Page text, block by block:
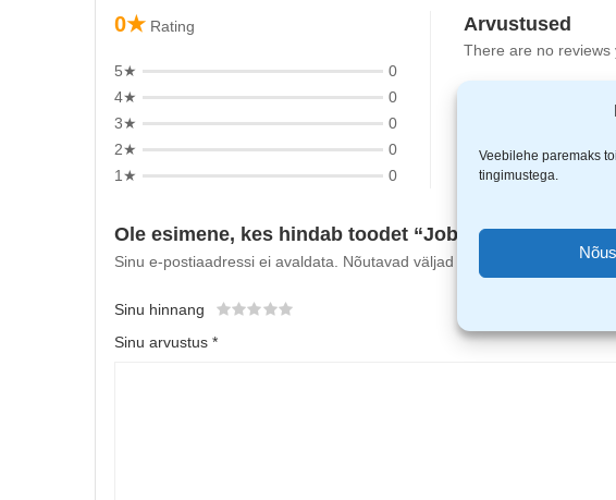
Veebilehe paremaks
tingimustega.
0★ Rating
5★
0
4★
0
3★
0
2★
0
1★
0
Arvustused
There are no reviews
Ole esimene, kes hindab toodet “Jobman stretch
Sinu e-postiaadressi ei avaldata. Nõutavad väljad on tähistatud
Sinu hinnang
Sinu arvustus *